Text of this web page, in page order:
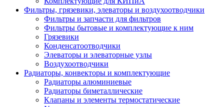
Фильтры, грязевики, элеваторы и воздухоотводчики
Фильтры и запчасти для фильтров
Фильтры бытовые и комплектующие к ним
Грязевики
Конденсатоотводчики
Элеваторы и элеваторные узлы
Воздухоотводчики
Радиаторы, конвекторы и комплектующие
Радиаторы алюминиевые
Радиаторы биметаллические
Клапаны и элементы термостатические